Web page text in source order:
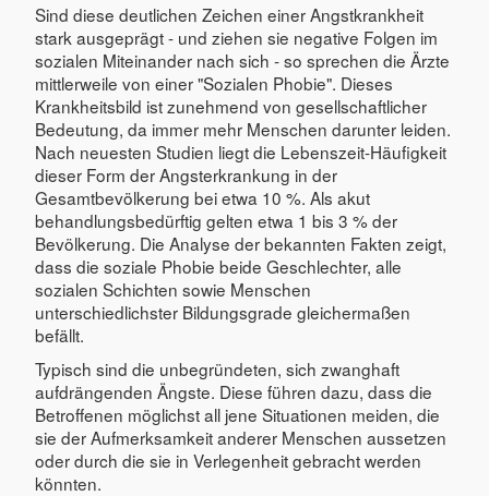
Sind diese deutlichen Zeichen einer Angstkrankheit
stark ausgeprägt - und ziehen sie negative Folgen im
sozialen Miteinander nach sich - so sprechen die Ärzte
mittlerweile von einer "Sozialen Phobie". Dieses
Krankheitsbild ist zunehmend von gesellschaftlicher
Bedeutung, da immer mehr Menschen darunter leiden.
Nach neuesten Studien liegt die Lebenszeit-Häufigkeit
dieser Form der Angsterkrankung in der
Gesamtbevölkerung bei etwa 10 %. Als akut
behandlungsbedürftig gelten etwa 1 bis 3 % der
Bevölkerung. Die Analyse der bekannten Fakten zeigt,
dass die soziale Phobie beide Geschlechter, alle
sozialen Schichten sowie Menschen
unterschiedlichster Bildungsgrade gleichermaßen
befällt.
Typisch sind die unbegründeten, sich zwanghaft
aufdrängenden Ängste. Diese führen dazu, dass die
Betroffenen möglichst all jene Situationen meiden, die
sie der Aufmerksamkeit anderer Menschen aussetzen
oder durch die sie in Verlegenheit gebracht werden
könnten.